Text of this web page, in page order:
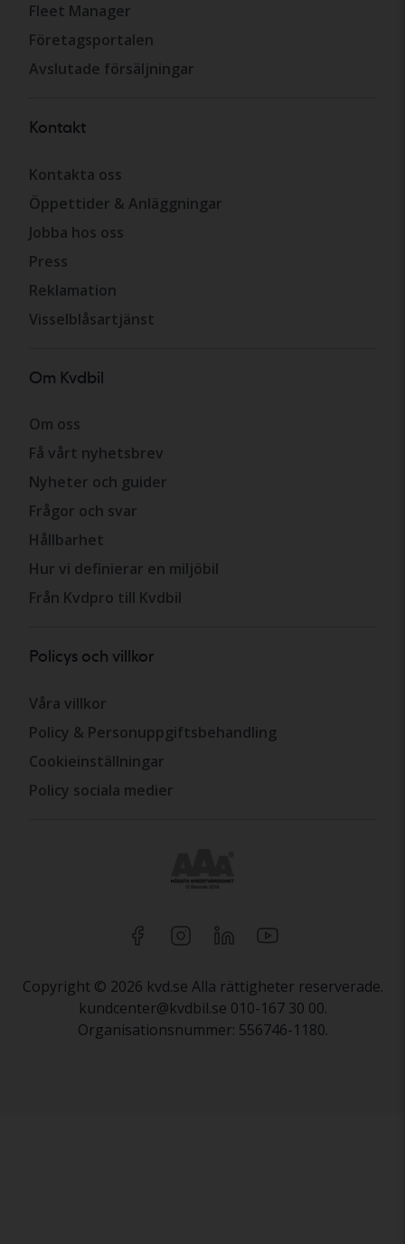
Fleet Manager
Företagsportalen
Avslutade försäljningar
Kontakt
Kontakta oss
Öppettider & Anläggningar
Jobba hos oss
Press
Reklamation
Visselblåsartjänst
Om Kvdbil
Om oss
Få vårt nyhetsbrev
Nyheter och guider
Frågor och svar
Hållbarhet
Hur vi definierar en miljöbil
Från Kvdpro till Kvdbil
Policys och villkor
Våra villkor
Policy & Personuppgiftsbehandling
Cookieinställningar
Policy sociala medier
Copyright © 2026 kvd.se Alla rättigheter reserverade.
kundcenter@kvdbil.se 010-167 30 00.
Organisationsnummer: 556746-1180.